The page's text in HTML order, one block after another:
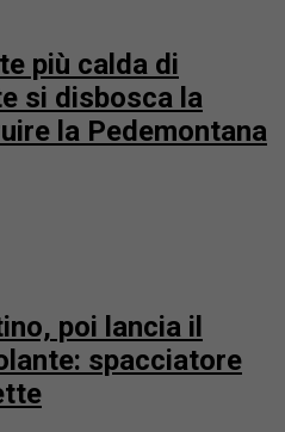
più calda di
si disbosca la
la Pedemontana
poi lancia il
spacciatore